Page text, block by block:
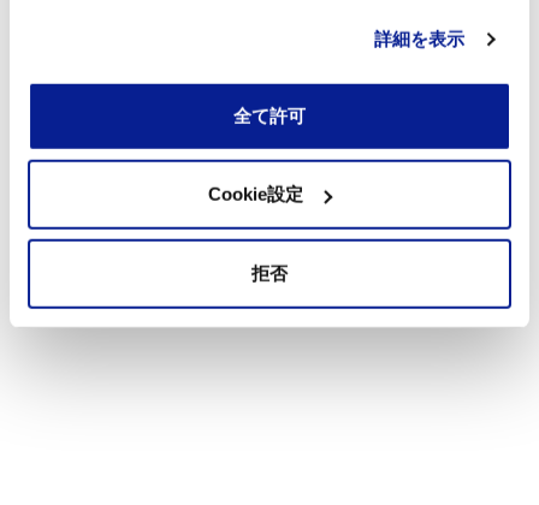
詳細を表示
全て許可
Cookie設定
拒否